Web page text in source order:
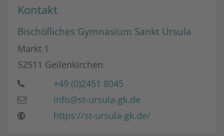
Kontakt
Bischöfliches Gymnasium Sankt Ursula
Markt 1
52511 Geilenkirchen
+49 (0)2451 8045
info@st-ursula-gk.de
https://st-ursula-gk.de/